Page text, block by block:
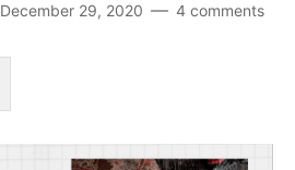
December 29, 2020 4 comments